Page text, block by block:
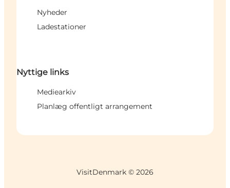
Nyheder
Ladestationer
Nyttige links
Mediearkiv
Planlæg offentligt arrangement
VisitDenmark © 2026